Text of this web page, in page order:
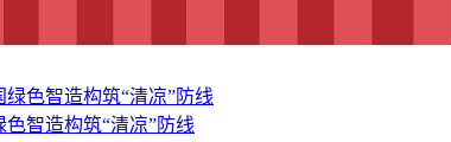
智造构筑“清凉”防线